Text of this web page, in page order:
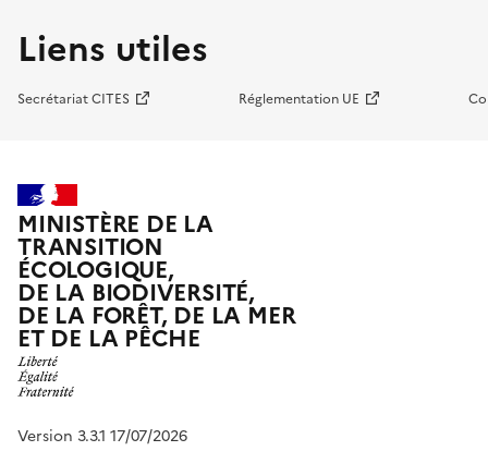
Liens utiles
Secrétariat CITES Réglementation UE
MINISTÈRE DE LA
TRANSITION
ÉCOLOGIQUE,
DE LA BIODIVERSITÉ,
DE LA FORÊT, DE LA MER
ET DE LA PÊCHE
Version 3.3.1 17/07/2026